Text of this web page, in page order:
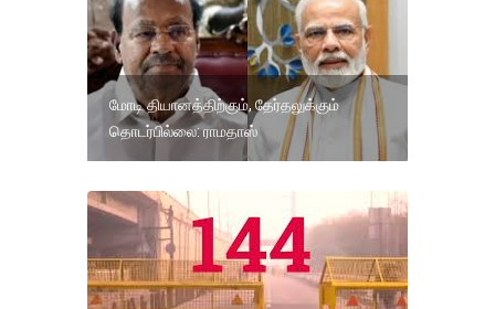
மோடி தியானத்திற்கும், தேர்தலுக்கும்
தொடர்பில்லை: ராமதாஸ்